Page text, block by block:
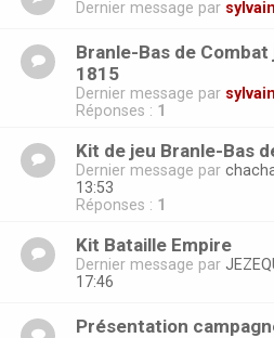
Dernier message par
Branle-Bas de
1815
Dernier message par
Réponses : 1
Kit de jeu Branle-Bas
Dernier message par
13:53
Réponses : 1
Kit Bataille Empire
Dernier message par
17:46
Présentation